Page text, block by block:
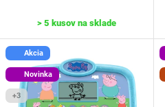
> 5 kusov na sklade
Akcia
Novinka
+3